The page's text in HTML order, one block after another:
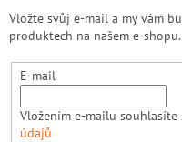
Vložte svůj e-mail a my vám
produktech na našem e-shopu.
E-mail
Vložením e-mailu souhlasíte
údajů